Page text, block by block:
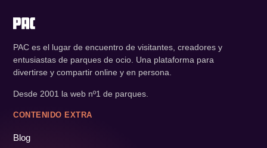
PAC es el lugar de encuentro de visitantes, creadores y
entusiastas de parques de ocio. Una plataforma para
divertirse y compartir online y en persona.
Desde 2001 la web nº1 de parques.
CONTENIDO EXTRA
Blog